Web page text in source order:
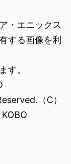
・エニックス
する画像を利
す。
（C）